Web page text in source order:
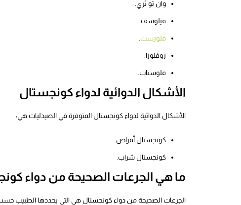
وان تو ثري.
فيلوسف.
فلورست
زوفلوزا.
فلوستات.
الأشكال الدوائية لدواء كونجستال
الأشكال الدوائية لدواء كونجستال المتوفرة في الصيدليات هي:
كونجستال أقراص.
كونجستال شراب.
ما هي الجرعات الصحيحة من دواء
الجرعات الصحيحة من دواء كونجستال هي التي يحددها الطبيب حسب